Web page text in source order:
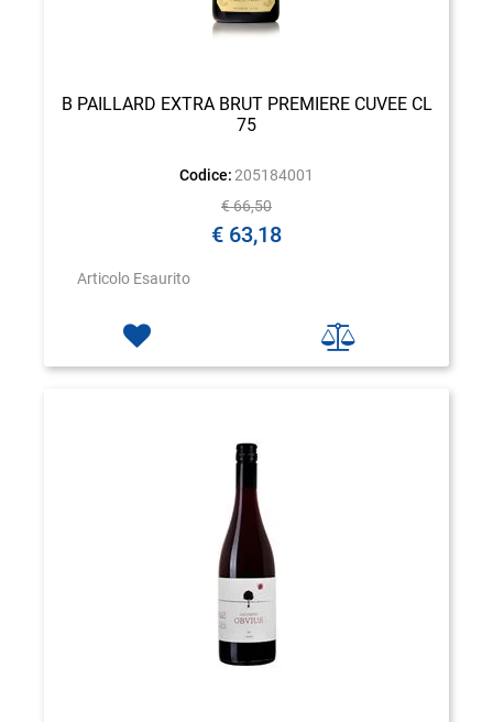
B PAILLARD EXTRA BRUT PREMIERE CUVEE CL
75
Codice: 205184001
€ 66,50
€ 63,18
Articolo Esaurito